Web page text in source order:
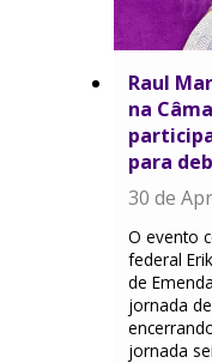
Raul
na
para
30 de
O evento
federal
de
jornada
jornada